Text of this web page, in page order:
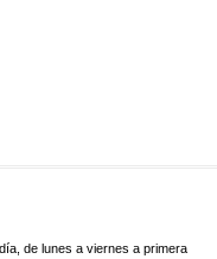
de lunes a viernes a primera